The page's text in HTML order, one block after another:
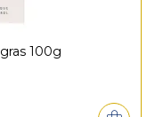
100g